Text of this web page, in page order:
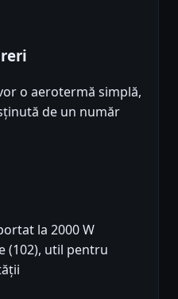
o aerotermă simplă,
de un număr
la 2000 W
(102), util pentru